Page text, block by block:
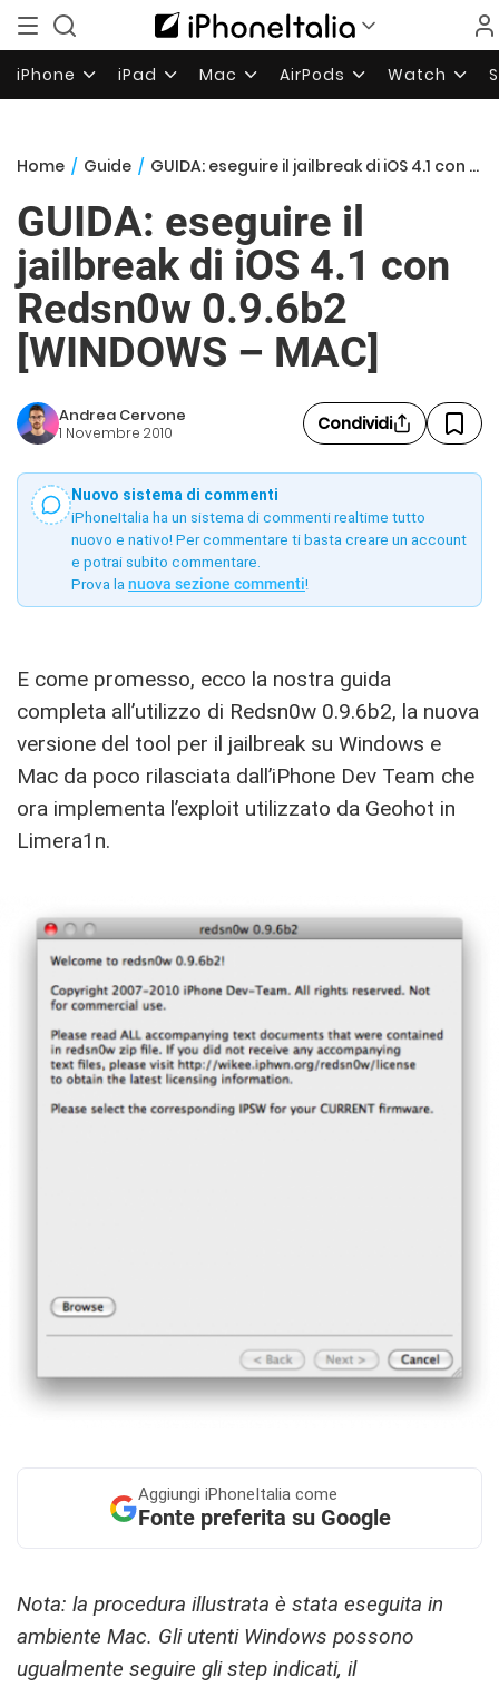
iPhone iPad Mac AirPods Watch
Home / Guide / GUIDA: eseguire il jailbreak di iOS 4.1 con Redsn0w 0.9.6b2 [WINDOWS – MAC]
GUIDA: eseguire il
jailbreak di iOS 4.1 con
Redsn0w 0.9.6b2
[WINDOWS – MAC]
Andrea Cervone
1 Novembre 2010 Condividi
Nuovo sistema di commenti
iPhoneItalia ha un sistema di commenti realtime tutto
nuovo e nativo! Per commentare ti basta creare un account
e potrai subito commentare.
Prova la nuova sezione commenti!
E come promesso, ecco la nostra guida
completa all’utilizzo di Redsn0w 0.9.6b2, la nuova
versione del tool per il jailbreak su Windows e
Mac da poco rilasciata dall’iPhone Dev Team che
ora implementa l’exploit utilizzato da Geohot in
Limera1n.
Aggiungi iPhoneItalia come
Fonte preferita su Google
Nota: la procedura illustrata è stata eseguita in
ambiente Mac. Gli utenti Windows possono
ugualmente seguire gli step indicati, il